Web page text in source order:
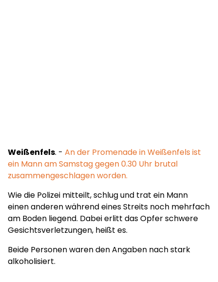
Weißenfels. - An der Promenade in Weißenfels ist
ein Mann am Samstag gegen 0.30 Uhr brutal
zusammengeschlagen worden.
Wie die Polizei mitteilt, schlug und trat ein Mann
einen anderen während eines Streits noch mehrfach
am Boden liegend. Dabei erlitt das Opfer schwere
Gesichtsverletzungen, heißt es.
Beide Personen waren den Angaben nach stark
alkoholisiert.